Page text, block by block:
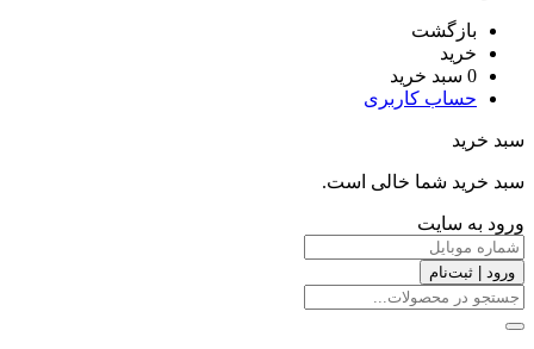
بازگشت
خرید
0 سبد خرید
حساب کاربری
سبد خرید
سبد خرید شما خالی است.
ورود به سایت
ورود | ثبت‌نام